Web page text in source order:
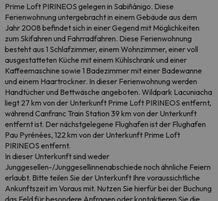
Prime Loft PIRINEOS gelegen in Sabiñánigo. Diese
Ferienwohnung untergebracht in einem Gebäude aus dem
Jahr 2008 befindet sich in einer Gegend mit Möglichkeiten
zum Skifahren und Fahrradfahren. Diese Ferienwohnung
besteht aus 1 Schlafzimmer, einem Wohnzimmer, einer voll
ausgestatteten Küche mit einem Kühlschrank und einer
Kaffeemaschine sowie 1 Badezimmer mit einer Badewanne
und einem Haartrockner. In dieser Ferienwohnung werden
Handtücher und Bettwäsche angeboten. Wildpark Lacuniacha
liegt 27 km von der Unterkunft Prime Loft PIRINEOS entfernt,
während Canfranc Train Station 39 km von der Unterkunft
entfernt ist. Der nächstgelegene Flughafen ist der Flughafen
Pau Pyrénées, 122 km von der Unterkunft Prime Loft
PIRINEOS entfernt.
In dieser Unterkunft sind weder
Junggesellen-/Junggesellinnenabschiede noch ähnliche Feiern
erlaubt. Bitte teilen Sie der Unterkunft Ihre voraussichtliche
Ankunftszeit im Voraus mit. Nutzen Sie hierfür bei der Buchung
das Feld für besondere Anfragen oder kontaktieren Sie die